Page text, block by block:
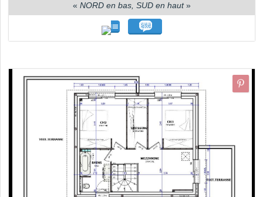
« NORD en bas, SUD en haut»